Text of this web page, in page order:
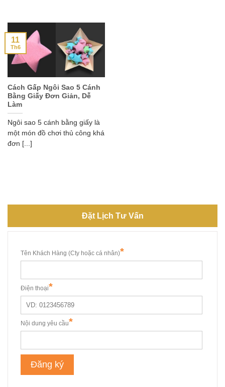
Cách Gấp Ngôi Sao 5 Cánh
Bằng Giấy Đơn Giản, Dễ
Làm
Ngôi sao 5 cánh bằng giấy là
một món đồ chơi thủ công khá
đơn [...]
11
Th6
Đặt Lịch Tư Vấn